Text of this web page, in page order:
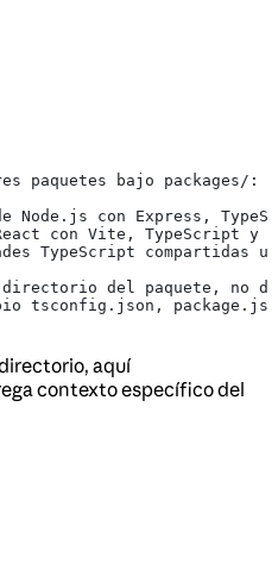
paquetes bajo packages/:
Node.js con Express,
con Vite, TypeScript y
TypeScript compartidas
directorio del paquete, no
tsconfig.json,
aquí
contexto específico del